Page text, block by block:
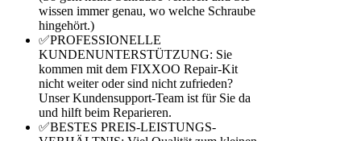
wissen immer genau, wo welche Schraube
hingehört.)
✅PROFESSIONELLE
KUNDENUNTERSTÜTZUNG: Sie
kommen mit dem FIXXOO Repair-Kit
nicht weiter oder sind nicht zufrieden?
Unser Kundensupport-Team ist für Sie da
und hilft beim Reparieren.
✅BESTES PREIS-LEISTUNGS-